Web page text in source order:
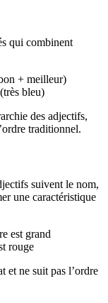
qui combinent
+ meilleur)
bleu)
des adjectifs,
traditionnel.
suivent le nom,
une caractéristique
est grand
rouge
et ne suit pas l’ordre